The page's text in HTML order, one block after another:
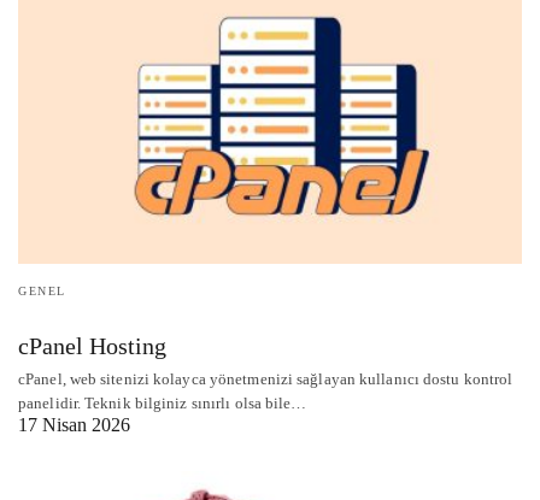
GENEL
cPanel Hosting
cPanel, web sitenizi kolayca yönetmenizi sağlayan kullanıcı dostu kontrol
panelidir. Teknik bilginiz sınırlı olsa bile…
17 Nisan 2026